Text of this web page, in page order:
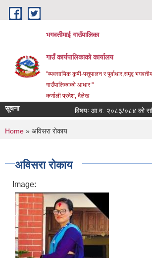
Skip to main content
भगवतीमाई गाउँपालिका
गाउँ कार्यपालिकाको कार्यालय
"ब्यवसायिक कृषी-पशुपालन र पुर्वाधार,समृद्ब
गाउँपालिकाको आधार "
कर्णाली प्रदेश, दैलेख
सूचना विषयः आ.व. २०८३/०८४ को सहिद
You are here
Home » अविसरा रोकाय
अविसरा रोकाय
Image: